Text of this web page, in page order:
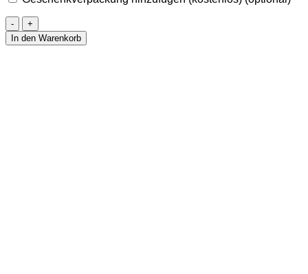
Anhänger
aus
Boulder-
In den Warenkorb